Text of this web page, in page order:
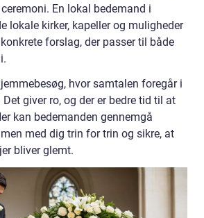
En lokal bedemand i
lokale kirker, kapeller og muligheder
forslag, der passer til både
hvor samtalen foregår i
giver ro, og der er bedre tid til at
kan bedemanden gennemgå
med dig trin for trin og sikre, at
bliver glemt.